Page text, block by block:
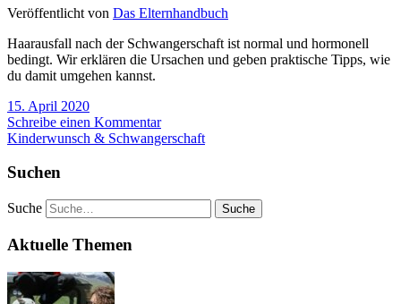
Veröffentlicht von Das Elternhandbuch
Haarausfall nach der Schwangerschaft ist normal und hormonell
bedingt. Wir erklären die Ursachen und geben praktische Tipps, wie
du damit umgehen kannst.
15. April 2020
Schreibe einen Kommentar
Kinderwunsch & Schwangerschaft
Suchen
Suche
Aktuelle Themen